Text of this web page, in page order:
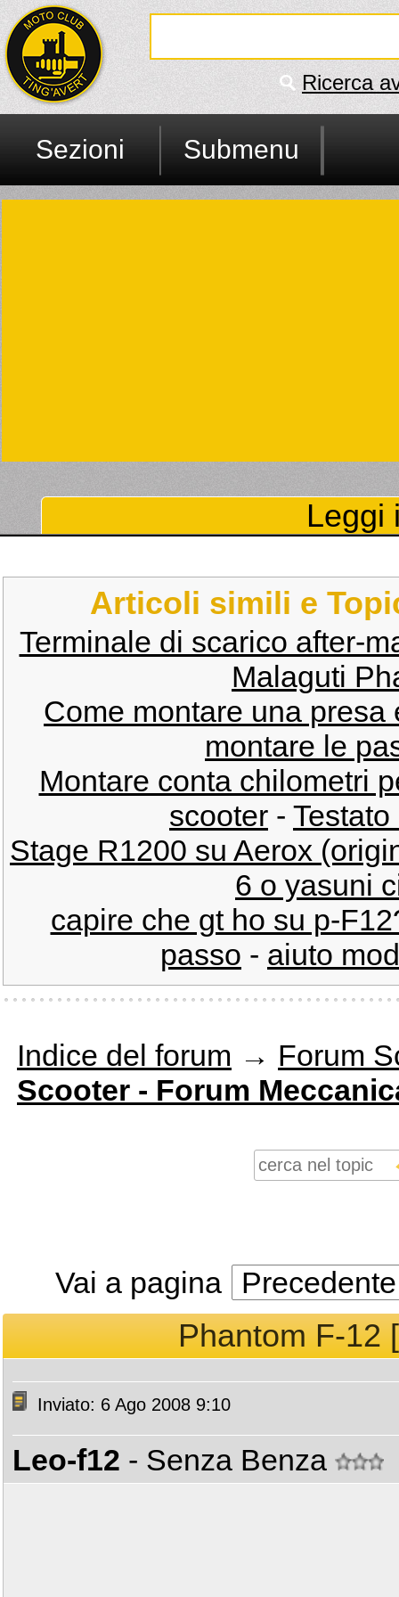
Ricerca
Sezioni Submenu
Leggi
Articoli simili e
Terminale di scarico after-
Malaguti
Come montare una presa
montare le
Montare conta chilometri
scooter -
Stage R1200 su Aerox
6 o yasuni
capire che gt ho su p-
passo - aiuto
Indice del forum → Forum
Scooter - Forum
Vai a pagina Precedente
Phantom F-12
Inviato: 6 Ago 2008 9:10
Leo-f12 - Senza Benza